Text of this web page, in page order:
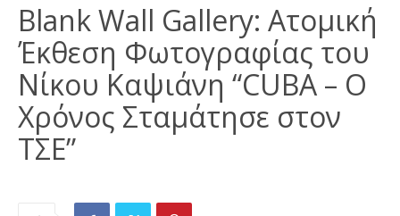
Blank Wall Gallery: Ατομική
Έκθεση Φωτογραφίας του
Νίκου Καψιάνη “CUBA – Ο
Χρόνος Σταμάτησε στον
ΤΣΕ”